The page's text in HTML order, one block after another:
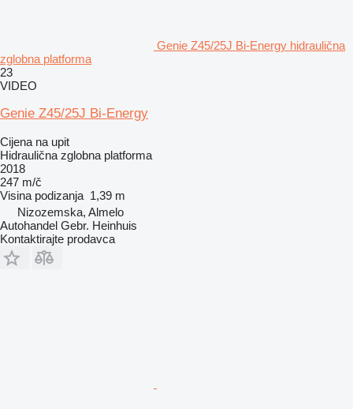
Genie Z45/25J Bi-Energy hidraulična
zglobna platforma
23
VIDEO
Genie Z45/25J Bi-Energy
Cijena na upit
Hidraulična zglobna platforma
2018
247 m/č
Visina podizanja 1,39 m
Nizozemska, Almelo
Autohandel Gebr. Heinhuis
Kontaktirajte prodavca